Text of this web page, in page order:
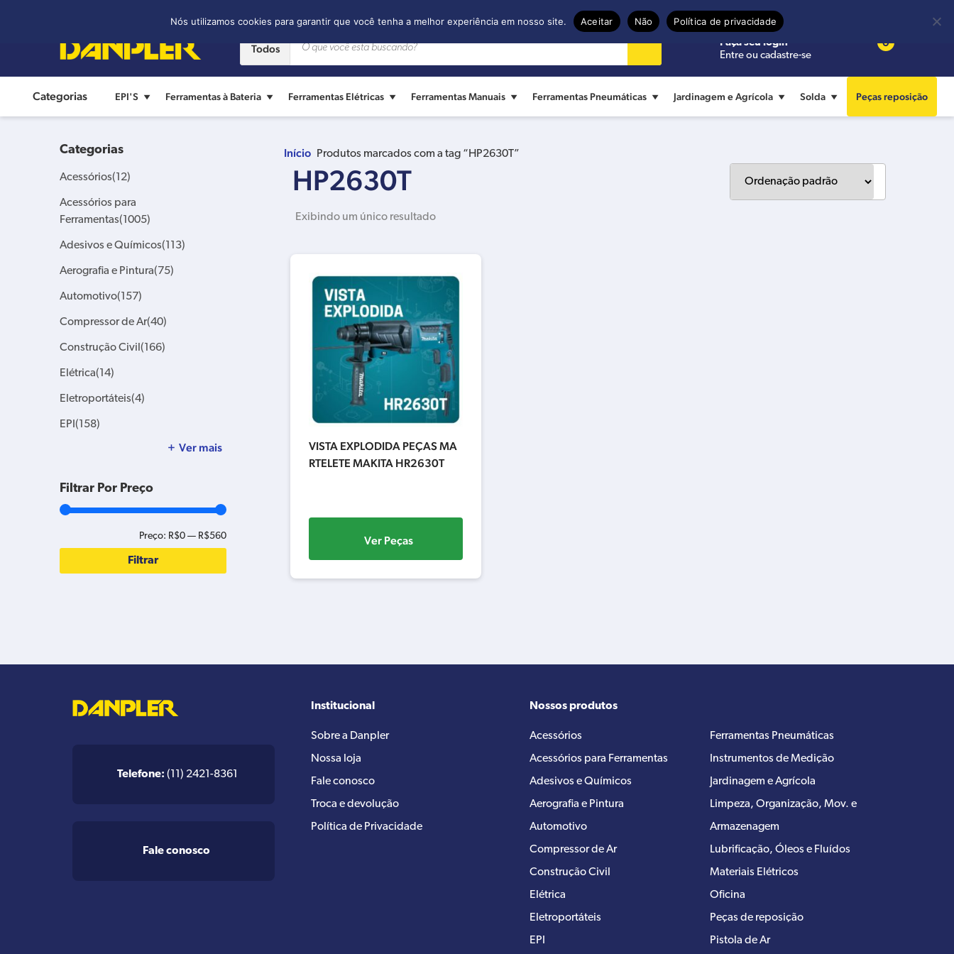
Precisa de ajuda?
Todos
Faça seu login
Entre ou cadastre-se
0
Categorias EPI'S Ferramentas à Bateria Ferramentas Elétricas Ferramentas Manuais Ferramentas Pneumáticas Jardinagem e Agrícola Solda Peças reposição
Início Produtos marcados com a tag “HP2630T”
HP2630T
Exibindo um único resultado
VISTA EXPLODIDA PEÇAS MA
RTELETE MAKITA HR2630T
Ver Peças
Categorias
Acessórios(12)
Acessórios para
Ferramentas(1005)
Adesivos e Químicos(113)
Aerografia e Pintura(75)
Automotivo(157)
Compressor de Ar(40)
Construção Civil (166)
Elétrica(14)
Eletroportáteis(4)
EPI (158)
Ver mais
Filtrar Por Preço
Filtrar
Preço: R$0 — R$560
Telefone: (11) 2421-8361
Fale conosco
Institucional
Sobre a Danpler
Nossa loja
Fale conosco
Troca e devolução
Política de Privacidade
Nossos produtos
Acessórios
Acessórios para Ferramentas
Adesivos e Químicos
Aerografia e Pintura
Automotivo
Compressor de Ar
Construção Civil
Elétrica
Eletroportáteis
EPI
Ferramentas Pneumáticas
Instrumentos de Medição
Jardinagem e Agrícola
Limpeza, Organização, Mov. e
Armazenagem
Lubrificação, Óleos e Fluídos
Materiais Elétricos
Oficina
Peças de reposição
Pistola de Ar
Nós utilizamos cookies para garantir que você tenha a melhor experiência em nosso site. Aceitar Não Política de privacidade